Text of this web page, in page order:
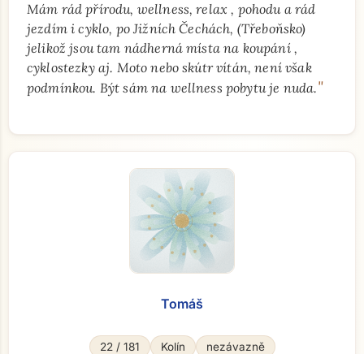
Přejít na hlavní obsah
Mám rád přírodu, wellness, relax , pohodu a rád
jezdím i cyklo, po Jižních Čechách, (Třeboňsko)
jelikož jsou tam nádherná místa na koupání ,
cyklostezky aj. Moto nebo skútr vítán, není však
podmínkou. Být sám na wellness pobytu je nuda."
Tomáš
22 / 181 Kolín nezávazně